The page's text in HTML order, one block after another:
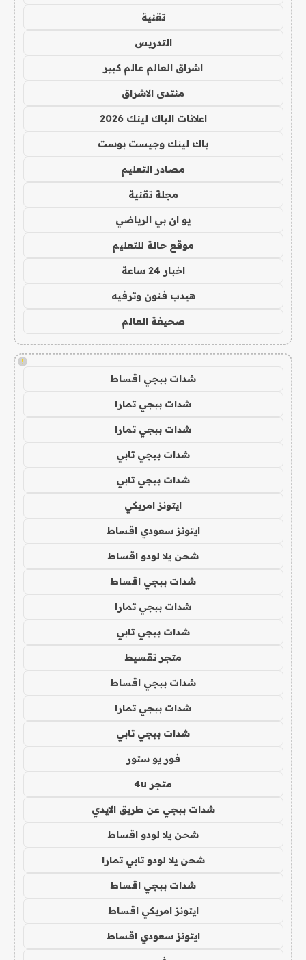
تقنية
التدريس
اشراق العالم عالم كبير
منتدى الاشراق
اعلانات الباك لينك 2026
باك لينك وجيست بوست
مصادر التعليم
مجلة تقنية
يو ان بي الرياضي
موقع حالة للتعليم
اخبار 24 ساعة
هيدب فنون وترفيه
صحيفة العالم
!
شدات ببجي اقساط
شدات ببجي تمارا
شدات ببجي تمارا
شدات ببجي تابي
شدات ببجي تابي
ايتونز امريكي
ايتونز سعودي اقساط
شحن يلا لودو اقساط
شدات ببجي اقساط
شدات ببجي تمارا
شدات ببجي تابي
متجر تقسيط
شدات ببجي اقساط
شدات ببجي تمارا
شدات ببجي تابي
فور يو ستور
متجر 4u
شدات ببجي عن طريق الايدي
شحن يلا لودو اقساط
شحن يلا لودو تابي تمارا
شدات ببجي اقساط
ايتونز امريكي اقساط
ايتونز سعودي اقساط